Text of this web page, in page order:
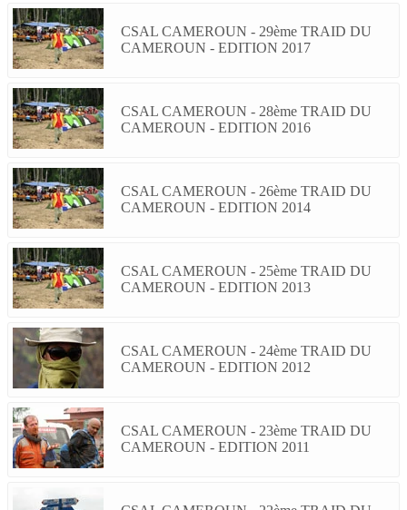
CSAL CAMEROUN - 29ème TRAID DU
CAMEROUN - EDITION 2017
CSAL CAMEROUN - 28ème TRAID DU
CAMEROUN - EDITION 2016
CSAL CAMEROUN - 26ème TRAID DU
CAMEROUN - EDITION 2014
CSAL CAMEROUN - 25ème TRAID DU
CAMEROUN - EDITION 2013
CSAL CAMEROUN - 24ème TRAID DU
CAMEROUN - EDITION 2012
CSAL CAMEROUN - 23ème TRAID DU
CAMEROUN - EDITION 2011